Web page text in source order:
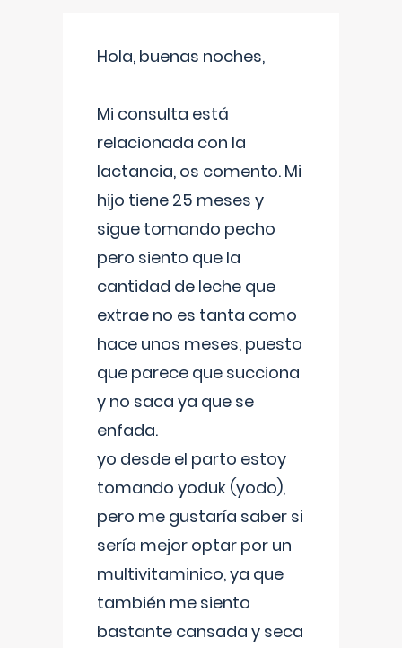
Hola, buenas noches,
Mi consulta está
relacionada con la
lactancia, os comento. Mi
hijo tiene 25 meses y
sigue tomando pecho
pero siento que la
cantidad de leche que
extrae no es tanta como
hace unos meses, puesto
que parece que succiona
y no saca ya que se
enfada.
yo desde el parto estoy
tomando yoduk (yodo),
pero me gustaría saber si
sería mejor optar por un
multivitaminico, ya que
también me siento
bastante cansada y seca